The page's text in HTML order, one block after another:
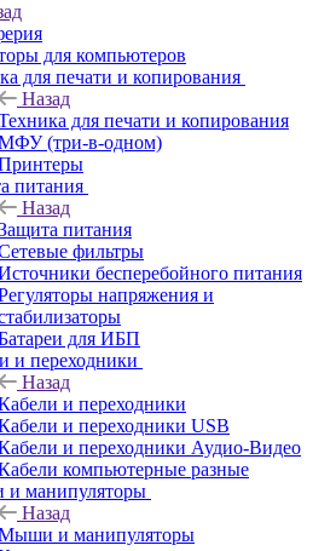
для компьютеров
для печати и копирования
Назад
для печати и копирования
(три-в-одном)
питания
Назад
питания
фильтры
бесперебойного питания
напряжения и
для ИБП
и переходники
Назад
и переходники
и переходники USB
и переходники Аудио-Видео
компьютерные разные
манипуляторы
Назад
и манипуляторы